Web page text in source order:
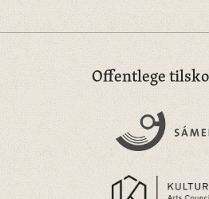
Offentlege